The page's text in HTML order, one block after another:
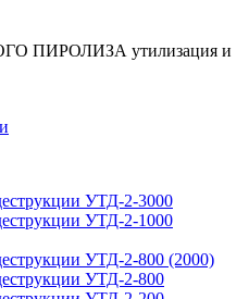
ПИРОЛИЗА утилизация и
УТД-2-3000
УТД-2-1000
УТД-2-800 (2000)
УТД-2-800